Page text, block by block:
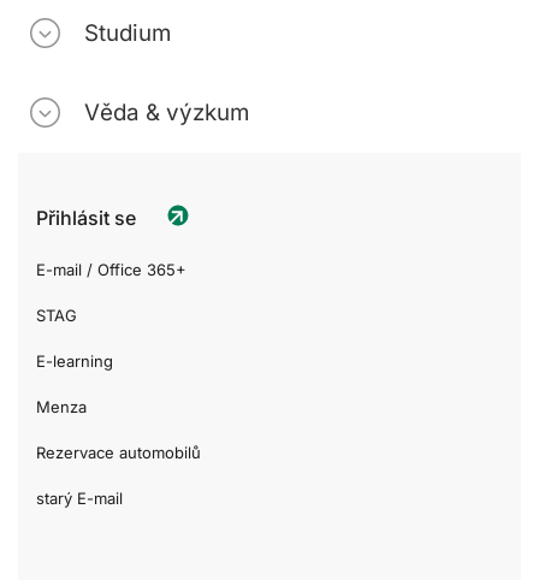
Studium
Věda & výzkum
Přihlásit se
E-mail / Office 365+
STAG
E-learning
Menza
Rezervace automobilů
starý E-mail